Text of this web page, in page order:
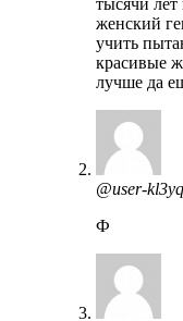
женский
учить
красивые
лучше да
@user-
Ф